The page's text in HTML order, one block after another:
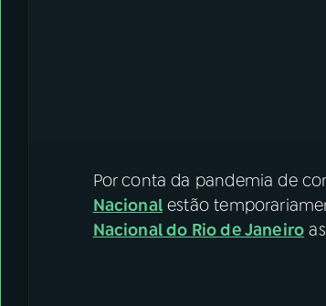
Por conta da pandemia de
Nacionalestão
Nacional do Rio de Janeiro